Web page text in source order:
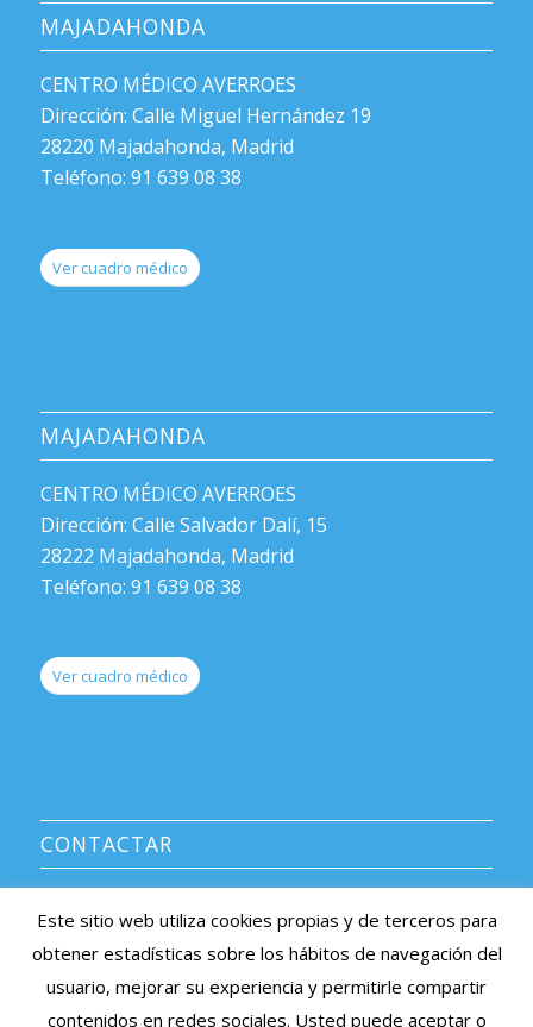
MAJADAHONDA
CENTRO MÉDICO AVERROES
Dirección: Calle Miguel Hernández 19
28220 Majadahonda, Madrid
Teléfono: 91 639 08 38
Ver cuadro médico
MAJADAHONDA
CENTRO MÉDICO AVERROES
Dirección: Calle Salvador Dalí, 15
28222 Majadahonda, Madrid
Teléfono: 91 639 08 38
Ver cuadro médico
CONTACTAR
Información y citas: 91 639 08 38
e-mail: averroes@centromedicoaverroes.com
Listado de sociedades médicas asociadas >
Este sitio web utiliza cookies propias y de terceros para
obtener estadísticas sobre los hábitos de navegación del
usuario, mejorar su experiencia y permitirle compartir
contenidos en redes sociales. Usted puede aceptar o